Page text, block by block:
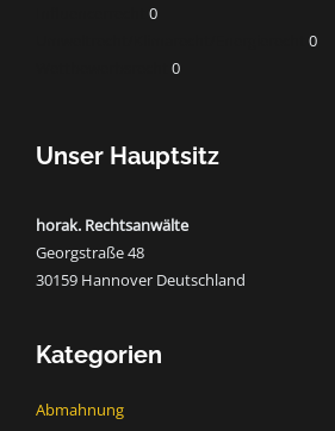
0
0
0
Unser Hauptsitz
horak. Rechtsanwälte
Georgstraße 48
30159 Hannover Deutschland
Kategorien
Abmahnung